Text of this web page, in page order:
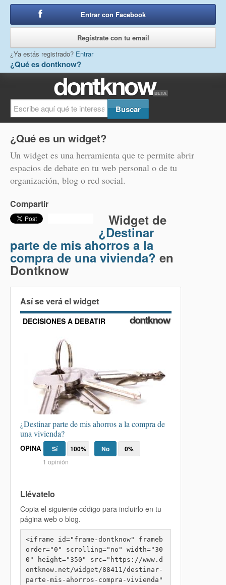
¿Qué es dontknow?
Entrar con Facebook
Regístrate con tu email
¿Ya estás registrado? Entrar
¿Qué es un widget?
Un widget es una herramienta que te permite abrir
espacios de debate en tu web personal o de tu
organización, blog o red social.
Compartir
Widget de
¿Destinar
parte de mis ahorros a la
compra de una vivienda? en
Dontknow
Así se verá el widget
Llévatelo
Copia el siguiente código para incluirlo en tu
página web o blog.
<iframe id="frame-dontknow" frameb
order="0" scrolling="no" width="30
0" height="350" src="https://www.d
ontknow.net/widget/88411/destinar-
parte-mis-ahorros-compra-vivienda"